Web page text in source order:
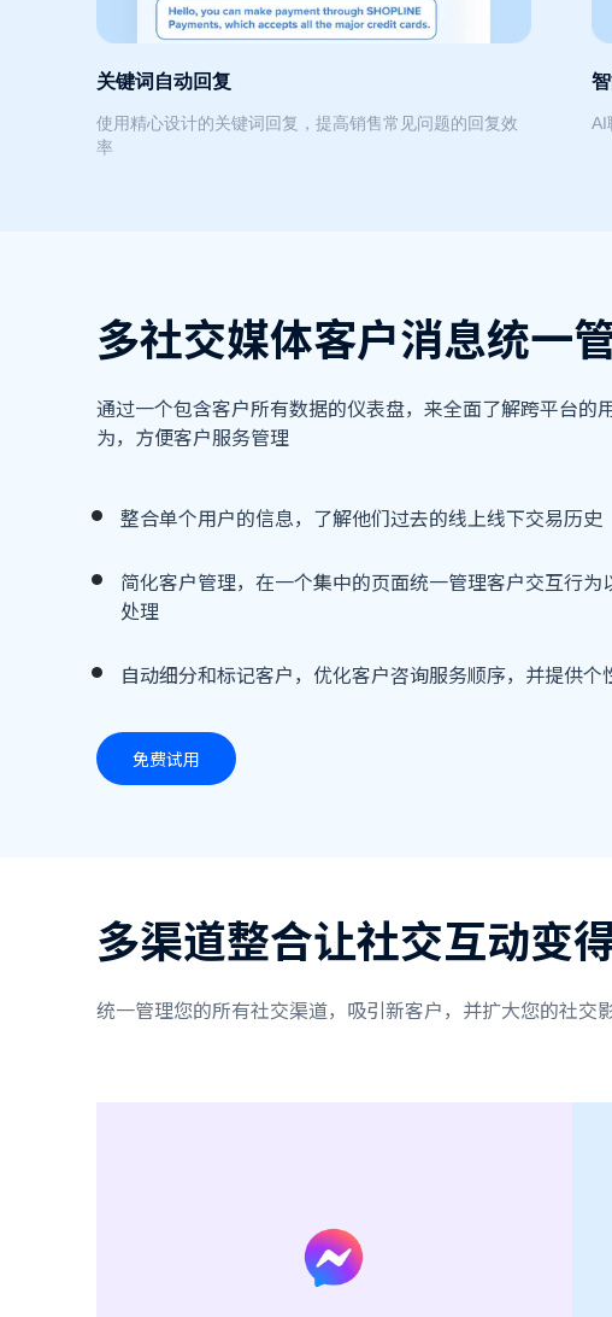
关键词自动回复
使用精心设计的关键词回复，提高销售常见问题的回复效
率
AI
多社交媒体客户消息统一
通过一个包含客户所有数据的仪表盘，来全面了解跨平台的
为，方便客户服务管理
整合单个用户的信息，了解他们过去的线上线下交易历史
简化客户管理，在一个集中的页面统一管理客户交互行为
处理
自动细分和标记客户，优化客户咨询服务顺序，并提供个
免费试用
多渠道整合让社交互动变
统一管理您的所有社交渠道，吸引新客户，并扩大您的社交